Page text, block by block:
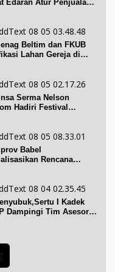
Edaran Atur Penjualan
Beltim dan FKUB
Lahan Gereja di
Serma Nelson
Hadiri Festival
Babel
Rencana
I Kadek
Dampingi Tim Asesor